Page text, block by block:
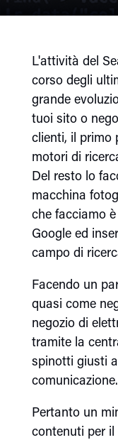
L'attività del
corso degli
grande
tuoi sito o
clienti, il primo
motori di
Del resto lo
macchina
che facciamo
Google ed
campo di
Facendo un
quasi come
negozio di
tramite la
spinotti giusti
comunicazione.
Pertanto un
contenuti per